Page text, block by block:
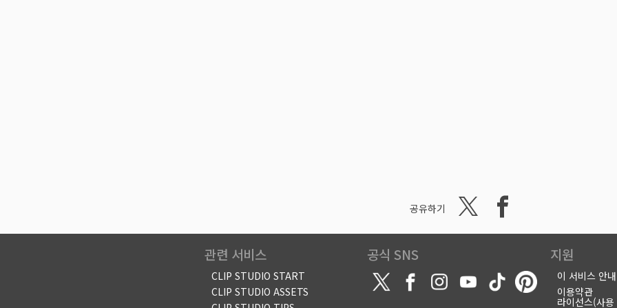
공유하기
관련 서비스
CLIP STUDIO START
CLIP STUDIO ASSETS
공식 SNS 지원
이 서비스 안내
이용약관
라이선스(사